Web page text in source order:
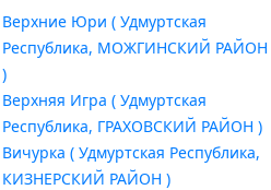
Верхние Юри ( Удмуртская
Республика, МОЖГИНСКИЙ РАЙОН
)
Верхняя Игра ( Удмуртская
Республика, ГРАХОВСКИЙ РАЙОН )
Вичурка ( Удмуртская Республика,
КИЗНЕРСКИЙ РАЙОН )